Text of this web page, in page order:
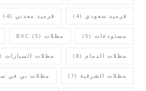
قرميد سعودي (4) قرميد معدني (4)
مستودعات (5) مظلات BVC (5)
مظلات الدمام (8) مظلات السيارات (6)
مظلات الشرقية (7) مظلات بي في